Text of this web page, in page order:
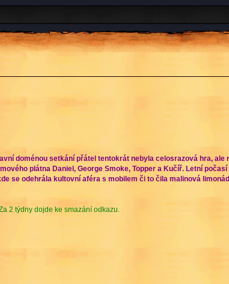
doménou setkání přátel tentokrát nebyla celosrazová hra, ale
plátna Daniel, George Smoke, Topper a Kučíř. Letní
se odehrála kultovní aféra s mobilem či to čila malinová
2 týdny dojde ke smazání odkazu.